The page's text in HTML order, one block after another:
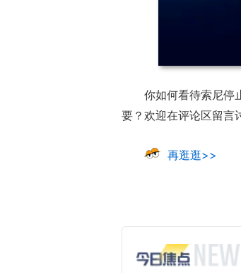
你如何看待索尼停
要？欢迎在评论区留言
再逛逛>>